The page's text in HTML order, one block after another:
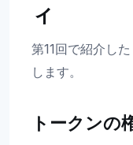
ィ
第11回で紹介し
します。
トークンの